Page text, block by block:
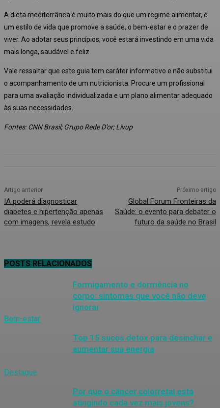
A dieta mediterrânea é muito mais do que um regime alimentar, é
um estilo de vida que promove a saúde, o bem-estar e o prazer de
viver. Ao adotar seus princípios, você estará investindo em uma vida
mais longa, saudável e feliz.
Vale ressaltar que este guia tem caráter informativo e não substitui
o acompanhamento de um nutricionista. Procure um profissional
para uma avaliação individualizada e um plano alimentar adequado
às suas necessidades.
Fontes: CNN Brasil; Grupo Rede D’or; Livup
Artigo anterior
IA poderá diagnosticar
diabetes e hipertenção apenas
com imagens, revela estudo
Próximo artigo
Global Forum Fronteiras da
Saúde: o evento para debater o
futuro da saúde no Brasil
POSTS RELACIONADOS
Bem-estar
Formigamento e dormência no
corpo: sintomas que você não deve
ignorar
Destaque
Top 15 sucos detox para desinchar e
aumentar sua energia
Por que o câncer colorretal está
atingindo cada vez mais jovens?